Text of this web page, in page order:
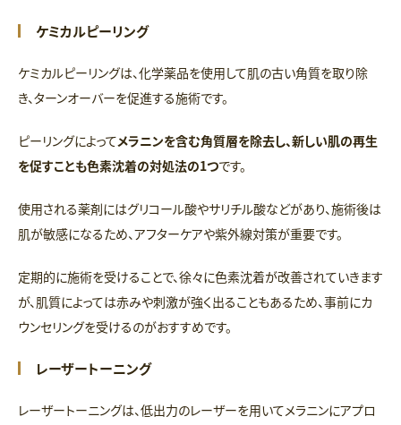
ケミカルピーリング
ケミカルピーリングは、化学薬品を使用して肌の古い角質を取り除
き、ターンオーバーを促進する施術です。
ピーリングによってメラニンを含む角質層を除去し、新しい肌の再生
を促すことも色素沈着の対処法の1つです。
使用される薬剤にはグリコール酸やサリチル酸などがあり、施術後は
肌が敏感になるため、アフターケアや紫外線対策が重要です。
定期的に施術を受けることで、徐々に色素沈着が改善されていきます
が、肌質によっては赤みや刺激が強く出ることもあるため、事前にカ
ウンセリングを受けるのがおすすめです。
レーザートーニング
レーザートーニングは、低出力のレーザーを用いてメラニンにアプロ